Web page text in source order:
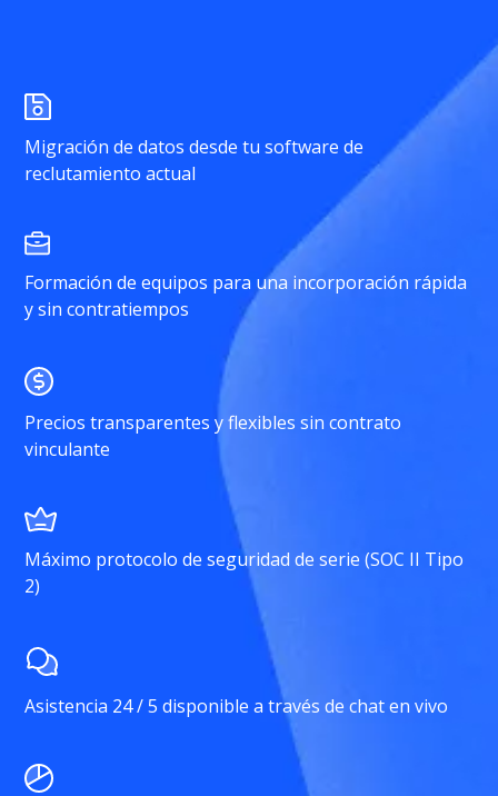
Migración de datos desde tu software de
reclutamiento actual
Formación de equipos para una incorporación rápida
y sin contratiempos
Precios transparentes y flexibles sin contrato
vinculante
Máximo protocolo de seguridad de serie (SOC II Tipo
2)
Asistencia 24 / 5 disponible a través de chat en vivo